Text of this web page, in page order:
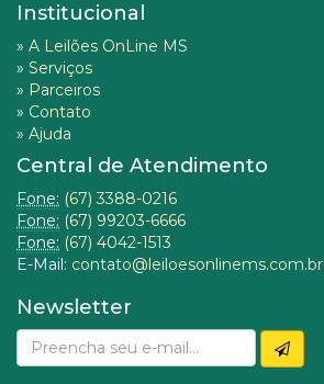
Institucional
» A Leilões OnLine MS
» Serviços
» Parceiros
» Contato
» Ajuda
Central de Atendimento
Fone: (67) 3388-0216
Fone: (67) 99203-6666
Fone: (67) 4042-1513
E-Mail: contato@leiloesonlinems.com.br
Newsletter